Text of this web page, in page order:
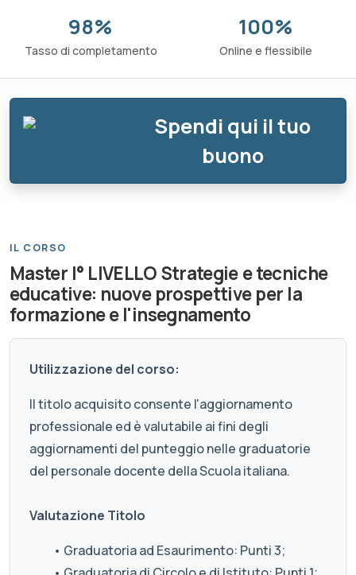
98%
Tasso di completamento
100%
Online e flessibile
Spendi qui il tuo
buono
IL CORSO
Master I° LIVELLO Strategie e tecniche
educative: nuove prospettive per la
formazione e l'insegnamento
Utilizzazione del corso:
Il titolo acquisito consente l'aggiornamento
professionale ed è valutabile ai fini degli
aggiornamenti del punteggio nelle graduatorie
del personale docente della Scuola italiana.
Valutazione Titolo
• Graduatoria ad Esaurimento: Punti 3;